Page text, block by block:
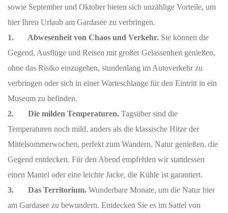
sowie September und Oktober bieten sich unzählige Vorteile, um
hier Ihren Urlaub am Gardasee zu verbringen.
1. Abwesenheit von Chaos und Verkehr. Sie können die
Gegend, Ausflüge und Reisen mit großer Gelassenheit genießen,
ohne das Risiko einzugehen, stundenlang im Autoverkehr zu
verbringen oder sich in einer Warteschlange für den Eintritt in ein
Museum zu befinden.
2. Die milden Temperaturen. Tagsüber sind die
Temperaturen noch mild, anders als die klassische Hitze der
Mittelsommerwochen, perfekt zum Wandern, Natur genießen, die
Gegend entdecken. Für den Abend empfehlen wir stattdessen
einen Mantel oder eine leichte Jacke, die Kühle ist garantiert.
3. Das Territorium. Wunderbare Monate, um die Natur hier
am Gardasee zu bewundern. Entdecken Sie es im Sattel von